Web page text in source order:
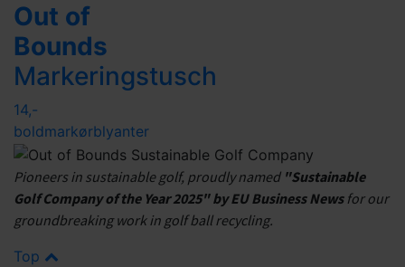
Out of
Bounds
Markeringstusch
14,-
boldmarkørblyanter
Pioneers in sustainable golf, proudly named "Sustainable
Golf Company of the Year 2025" by EU Business Newsfor our
groundbreaking work in golf ball recycling.
Top